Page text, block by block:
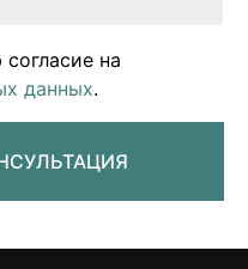
на
данных.